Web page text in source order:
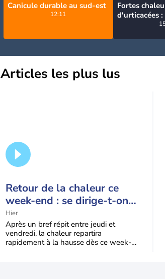
Canicule durable au sud-est
12:11
Fortes
d'urticacées
allergique
Articles les plus lus
Retour de la chaleur ce
week-end : se dirige-t-on
vers une cinquième vague
de chaleur en France ?
Hier
Après un bref répit entre jeudi et
vendredi, la chaleur repartira
rapidement à la hausse dès ce week-